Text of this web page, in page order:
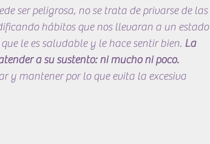
ser peligrosa, no se trata de privarse de las
hábitos que nos llevaran a un estado
le es saludable y le hace sentir bien. La
a su sustento: ni mucho ni poco.
y mantener por lo que evita la excesiva